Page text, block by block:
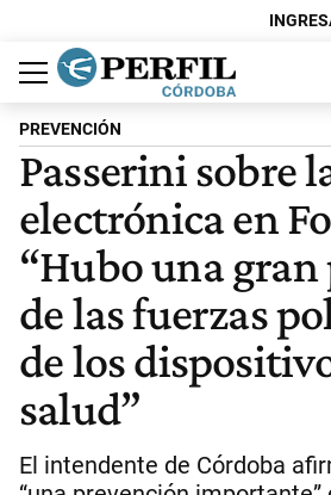
Política
Economía
Judiciales
Sociedad
Cultura
Espectáculos
Deportes
Protagonistas
PREVENCIÓN
Passerini sobre
electrónica en
“Hubo una gran
de las fuerzas
de los
salud”
El intendente de Córdoba